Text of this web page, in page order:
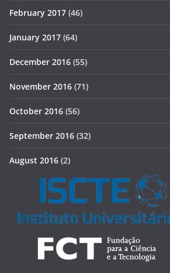
February 2017 (46)
January 2017 (64)
December 2016 (55)
November 2016 (71)
October 2016 (56)
September 2016 (32)
August 2016 (2)